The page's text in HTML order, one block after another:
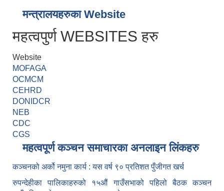
मन्त्रालयहरुका Website
महत्वपुर्ण WEBSITES हरु
Website
MOFAGA
OCMCM
CEHRD
DONIDCR
NEB
CDC
CGS
महत्वपूर्ण कञ्चन समाचारका अनलाइन लिंकहरु
कञ्चनको अर्को नमुना कार्य : यस वर्ष ९० प्रतिशत पुँजीगत खर्च
रुपन्देहीका पालिकाहरुको १५औं गाउँसभाको पहिलो बैठक कञ्चन